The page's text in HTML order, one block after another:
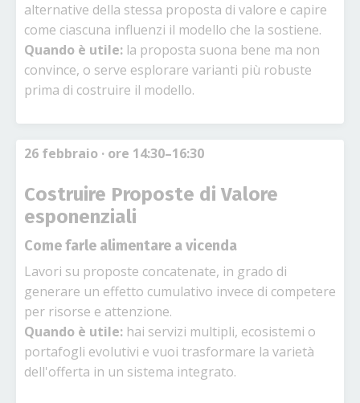
alternative della stessa proposta di valore e capire
come ciascuna influenzi il modello che la sostiene.
Quando è utile: la proposta suona bene ma non
convince, o serve esplorare varianti più robuste
prima di costruire il modello.
26 febbraio · ore 14:30–16:30
Costruire Proposte di Valore
esponenziali
Come farle alimentare a vicenda
Lavori su proposte concatenate, in grado di
generare un effetto cumulativo invece di competere
per risorse e attenzione.
Quando è utile: hai servizi multipli, ecosistemi o
portafogli evolutivi e vuoi trasformare la varietà
dell'offerta in un sistema integrato.